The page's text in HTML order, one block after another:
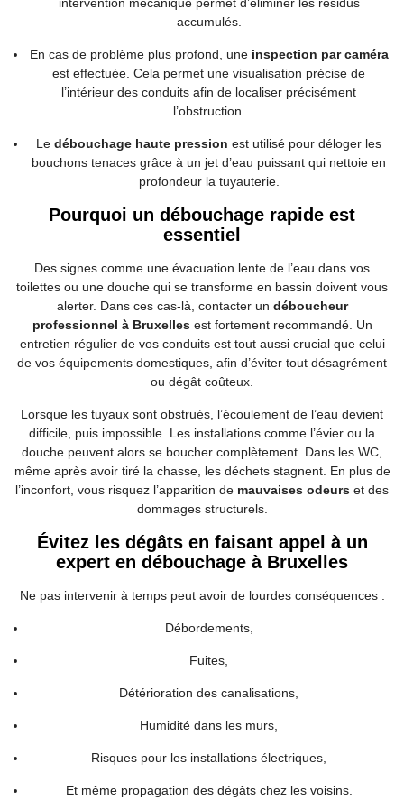
intervention mécanique permet d’éliminer les résidus
accumulés.
En cas de problème plus profond, une inspection par caméra
est effectuée. Cela permet une visualisation précise de
l’intérieur des conduits afin de localiser précisément
l’obstruction.
Le débouchage haute pression est utilisé pour déloger les
bouchons tenaces grâce à un jet d’eau puissant qui nettoie en
profondeur la tuyauterie.
Pourquoi un débouchage rapide est
essentiel
Des signes comme une évacuation lente de l’eau dans vos
toilettes ou une douche qui se transforme en bassin doivent vous
alerter. Dans ces cas-là, contacter un déboucheur
professionnel à Bruxellesest fortement recommandé. Un
entretien régulier de vos conduits est tout aussi crucial que celui
de vos équipements domestiques, afin d’éviter tout désagrément
ou dégât coûteux.
Lorsque les tuyaux sont obstrués, l’écoulement de l’eau devient
difficile, puis impossible. Les installations comme l’évier ou la
douche peuvent alors se boucher complètement. Dans les WC,
même après avoir tiré la chasse, les déchets stagnent. En plus de
l’inconfort, vous risquez l’apparition de mauvaises odeurs et des
dommages structurels.
Évitez les dégâts en faisant appel à un
expert en débouchage à Bruxelles
Ne pas intervenir à temps peut avoir de lourdes conséquences :
Débordements,
Fuites,
Détérioration des canalisations,
Humidité dans les murs,
Risques pour les installations électriques,
Et même propagation des dégâts chez les voisins.